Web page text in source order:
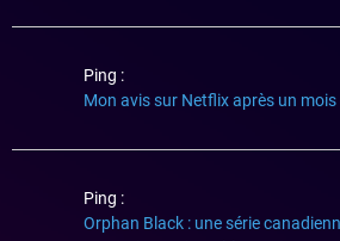
Ping :
Mon avis sur Netflix après un
Ping :
Orphan Black : une série